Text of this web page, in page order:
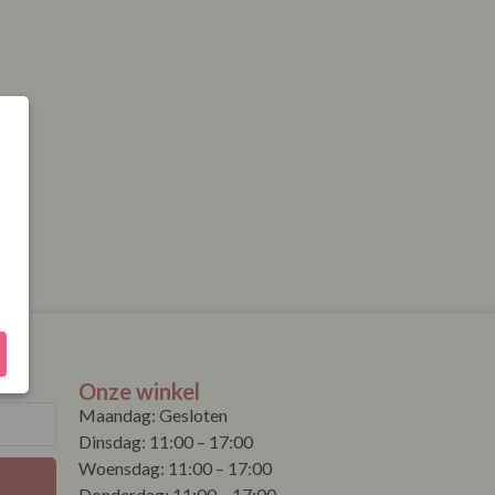
Onze winkel
Maandag: Gesloten
Dinsdag: 11:00 – 17:00
Woensdag: 11:00 – 17:00